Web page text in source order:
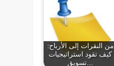
من النقرات إلى الأرباح:
كيف تقود استراتيجيات
تسويق…